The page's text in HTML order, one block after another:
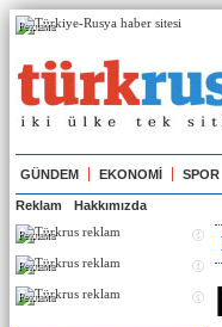
Реклама
GÜNDEM EKONOMİ SPOR
Reklam Hakkımızda
Реклама
Реклама
Реклама